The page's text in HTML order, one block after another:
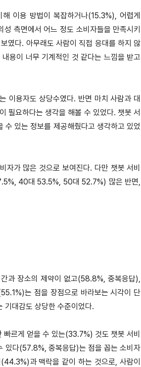
이용 방법이 복잡하거나(15.3%), 어렵게
측면에서 어느 정도 소비자들을 만족시키
였다. 아무래도 사람이 직접 응대를 하지 않
용이 너무 기계적인 것 같다는 느낌을 받고
이용자도 상당수였다. 반면 마치 사람과 대
필요하다는 생각을 해볼 수 있었다. 챗봇 서
수 있는 정보를 제공해줬다고 생각하고 있었
자가 많은 것으로 보여진다. 다만 챗봇 서비
40대 53.5%, 50대 52.7%) 많은 반면,
과 장소의 제약이 없고(58.8%, 중복응답),
는 점을 장점으로 바라보는 시각이 단
기대감도 상당한 수준이었다.
르게 얻을 수 있는(33.7%) 것도 챗봇 서비
있다(57.8%, 중복응답)는 점을 꼽는 소비자
과 맥락을 같이 하는 것으로, 사람이